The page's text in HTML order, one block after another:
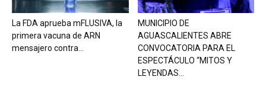
La FDA aprueba mFLUSIVA, la
primera vacuna de ARN
mensajero contra...
MUNICIPIO DE
AGUASCALIENTES ABRE
CONVOCATORIA PARA EL
ESPECTÁCULO “MITOS Y
LEYENDAS...